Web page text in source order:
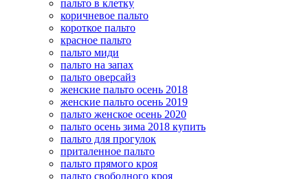
пальто в клетку
коричневое пальто
короткое пальто
красное пальто
пальто миди
пальто на запах
пальто оверсайз
женские пальто осень 2018
женские пальто осень 2019
пальто женское осень 2020
пальто осень зима 2018 купить
пальто для прогулок
приталенное пальто
пальто прямого кроя
пальто свободного кроя